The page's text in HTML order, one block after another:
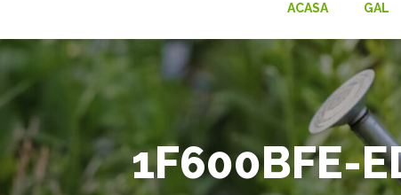
ACASA GAL
1F600BFE-